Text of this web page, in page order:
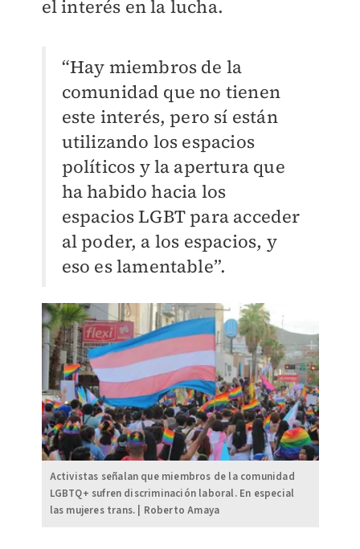
el interés en la lucha.
“Hay miembros de la
comunidad que no tienen
este interés, pero sí están
utilizando los espacios
políticos y la apertura que
ha habido hacia los
espacios LGBT para acceder
al poder, a los espacios, y
eso es lamentable”.
Activistas señalan que miembros de la comunidad
LGBTQ+ sufren discriminación laboral. En especial
las mujeres trans. | Roberto Amaya